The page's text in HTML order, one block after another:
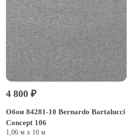
4 800 ₽
Обои 84281-10 Bernardo Bartalucci
Concept 106
1,06 м х 10 м